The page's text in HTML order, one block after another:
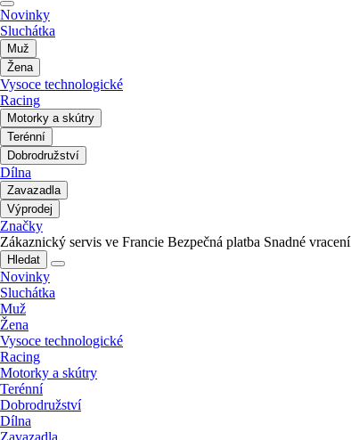
Novinky
Sluchátka
Muž
Žena
Vysoce technologické
Racing
Motorky a skútry
Terénní
Dobrodružství
Dílna
Zavazadla
Výprodej
Značky
Zákaznický servis ve Francie Bezpečná platba Snadné vracení
Hledat
Novinky
Sluchátka
Muž
Žena
Vysoce technologické
Racing
Motorky a skútry
Terénní
Dobrodružství
Dílna